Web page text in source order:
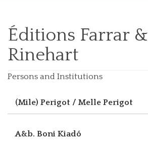
Éditions Farrar &
Rinehart
Persons and Institutions
(Mile) Perigot / Melle Perigot
A&b. Boni Kiadó